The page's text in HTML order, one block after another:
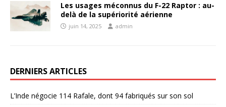
Les usages méconnus du F-22 Raptor : au-
delà de la supériorité aérienne
juin 14, 2025 admin
DERNIERS ARTICLES
L’Inde négocie 114 Rafale, dont 94 fabriqués sur son sol